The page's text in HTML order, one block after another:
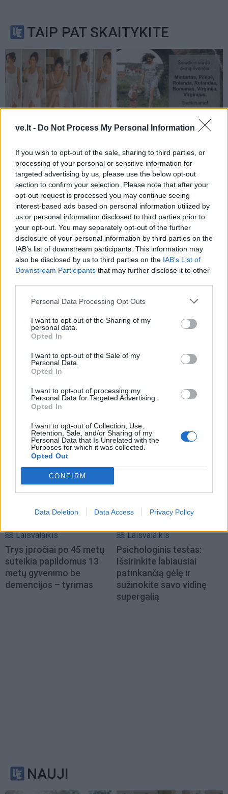
ve.lt - Do Not Process My Personal Information
If you wish to opt-out of the sale, sharing to third parties, or
processing of your personal or sensitive information for
targeted advertising by us, please use the below opt-out
section to confirm your selection. Please note that after your
opt-out request is processed you may continue seeing
interest-based ads based on personal information utilized by
us or personal information disclosed to third parties prior to
your opt-out. You may separately opt-out of the further
disclosure of your personal information by third parties on the
IAB’s list of downstream participants. This information may
also be disclosed by us to third parties on the IAB’s List of
Downstream Participants that may further disclose it to other
Personal Data Processing Opt Outs
I want to opt-out of the Sharing of my
personal data.
Opted In
I want to opt-out of the Sale of my
Personal Data.
Opted In
I want to opt-out of processing my
Personal Data for Targeted Advertising.
Opted In
I want to opt-out of Collection, Use,
Retention, Sale, and/or Sharing of my
Personal Data that Is Unrelated with the
Purposes for which it was collected.
Opted Out
CONFIRM
Data Deletion Data Access Privacy Policy
TAIP PAT SKAITYKITE
Laisvalaikis
pasirinkite gestą ir
sužinokite, kas trukdo
atsipalaiduoti
Laisvalaikis
dieną švenčia
Laisvalaikis
3 gimimo datos, kurios
suteikia žmogui išskirtinai
stiprią energiją
Laisvalaikis
Kas nutiks organizmui, jei
alų gersite kiekvieną
dieną(1)
Laisvalaikis
Magnetinė audra
rugpjūčio 8 dieną: kokia
jos galia
Ko nereikėtų daryti po
gastroenterologai davė
tris patarimus sveikam
virškinimui
Laisvalaikis
Trys įpročiai po 45 metų
suteikia papildomus 13
metų gyvenimo be
demencijos – tyrimas
Laisvalaikis
Psichologinis testas:
Išsirinkite labiausiai
patinkančią gėlę ir
sužinokite savo vidinę
supergalią
NAUJI